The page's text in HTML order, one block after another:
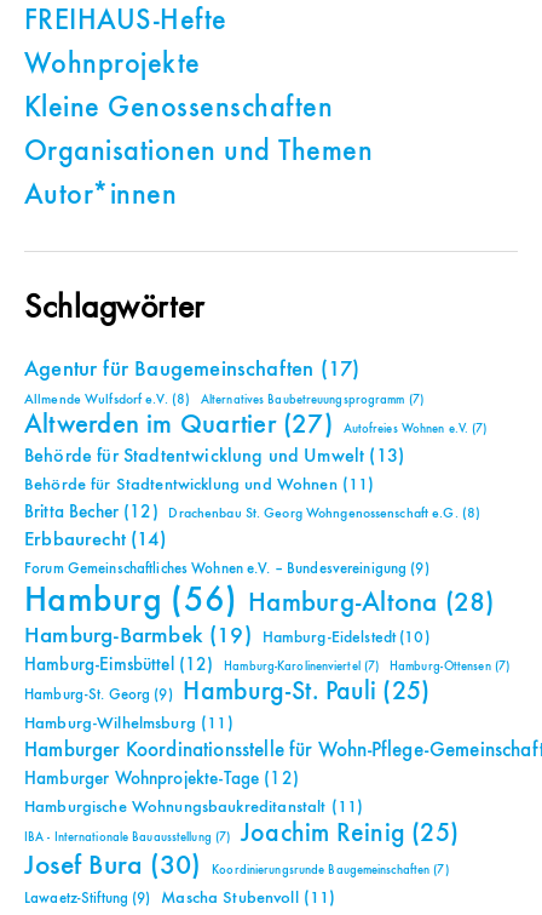
FREIHAUS-Hefte
Wohnprojekte
Kleine Genossenschaften
Organisationen und Themen
Autor*innen
Schlagwörter
Agentur für Baugemeinschaften (17)
Allmende Wulfsdorf e.V. (8) Alternatives Baubetreuungsprogramm (7)
Altwerden im Quartier(27) Autofreies Wohnen e.V. (7)
Behörde für Stadtentwicklung und Umwelt (13)
Behörde für Stadtentwicklung und Wohnen(11)
Britta Becher(12) Drachenbau St. Georg Wohngenossenschaft e.G. (8)
Erbbaurecht(14)
Forum Gemeinschaftliches Wohnen e.V. – Bundesvereinigung (9)
Hamburg (56) Hamburg-Altona (28)
Hamburg-Barmbek (19) Hamburg-Eidelstedt(10)
Hamburg-Eimsbüttel (12) Hamburg-Karolinenviertel (7) Hamburg-Ottensen(7)
Hamburg-St. Georg (9) Hamburg-St. Pauli (25)
Hamburg-Wilhelmsburg (11)
Hamburger Koordinationsstelle für Wohn-Pflege-
Hamburger Wohnprojekte-Tage (12)
Hamburgische Wohnungsbaukreditanstalt (11)
IBA - Internationale Bauausstellung (7) Joachim Reinig (25)
Josef Bura (30) Koordinierungsrunde Baugemeinschaften (7)
Lawaetz-Stiftung (9) Mascha Stubenvoll (11)